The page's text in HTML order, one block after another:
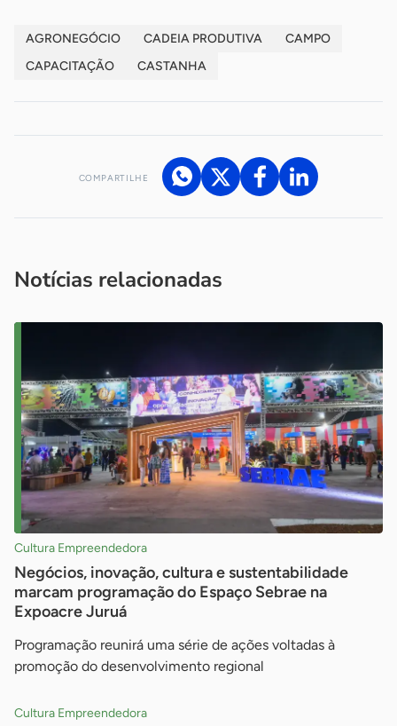
AGRONEGÓCIO CADEIA PRODUTIVA
CAMPO
CAPACITAÇÃO
CASTANHA
COMPARTILHE
Notícias relacionadas
Cultura Empreendedora
Negócios, inovação, cultura e sustentabilidade
marcam programação do Espaço Sebrae na
Expoacre Juruá
Programação reunirá uma série de ações voltadas à
promoção do desenvolvimento regional
Cultura Empreendedora